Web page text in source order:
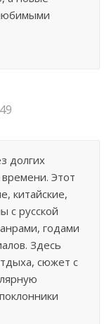
долгих
Этот
китайские,
с русской
годами
Здесь
сюжет с